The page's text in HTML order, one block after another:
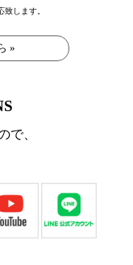
します。
»
で、